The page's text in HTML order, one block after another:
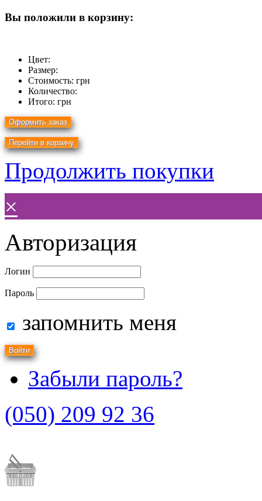
Вы положили в корзину:
Цвет:
Размер:
Стоимость: грн
Количество:
Итого: грн
Продолжить покупки
×
Авторизация
Логин
Пароль
запомнить меня
Забыли пароль?
(050) 209 92 36